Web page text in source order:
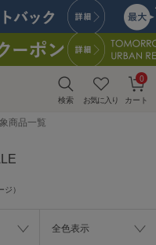
検索 お気に入り カート
0
商品一覧
ジ）
全色表示